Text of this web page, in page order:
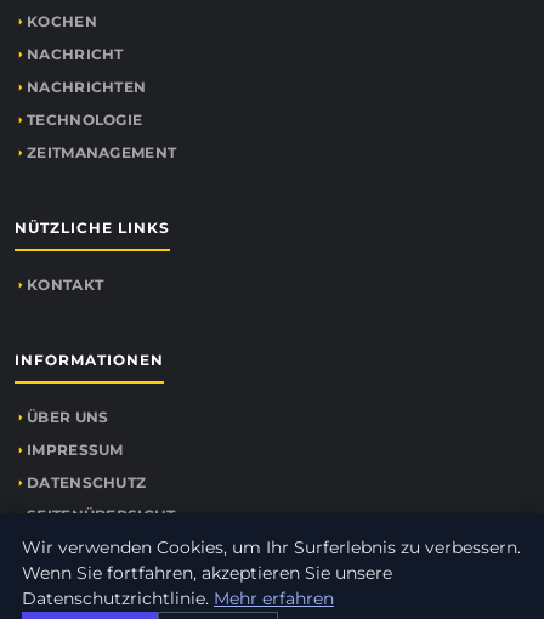
KOCHEN
NACHRICHT
NACHRICHTEN
TECHNOLOGIE
ZEITMANAGEMENT
NÜTZLICHE LINKS
KONTAKT
INFORMATIONEN
ÜBER UNS
IMPRESSUM
DATENSCHUTZ
SEITENÜBERSICHT
Wir verwenden Cookies, um Ihr Surferlebnis zu verbessern.
Wenn Sie fortfahren, akzeptieren Sie unsere
Datenschutzrichtlinie. Mehr erfahren